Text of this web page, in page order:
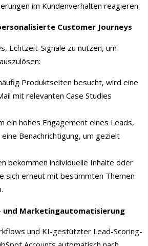
im Kundenverhalten reagieren.
Customer Journeys
Echtzeit-Signale zu nutzen, um
Produktseiten besucht, wird eine
mit relevanten Case Studies
ein hohes Engagement eines Leads,
Benachrichtigung, um gezielt
bekommen individuelle Inhalte oder
sich erneut mit bestimmten Themen
und Marketingautomatisierung
und KI-gestützter Lead-Scoring-